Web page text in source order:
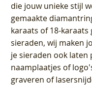
die jouw unieke stijl
gemaakte
karaats of 18-
sieraden, wij maken
je sieraden ook
naamplaatjes of
graveren of